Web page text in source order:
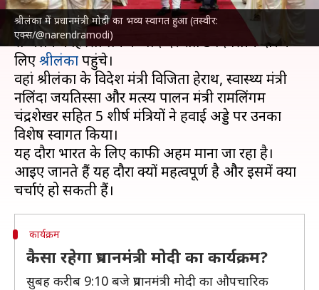
श्रीलंका में प्रधानमंत्री मोदी का भव्य स्वागत हुआ (तस्वीर:
एक्स/@narendramodi)
प्रधानमंत्रीनरेंद्र मोदीशुक्रवार को थाइलैंड में बिम्सटेक शिखर
सम्मेलन में हिस्सा लेने के बाद देर रात 3 दिवसीय दौरे के
लिएश्रीलंकापहुंचे।
वहां श्रीलंका के विदेश मंत्री विजिता हेराथ, स्वास्थ्य मंत्री
नलिंदा जयतिस्सा और मत्स्य पालन मंत्री रामलिंगम
चंद्रशेखर सहित 5 शीर्ष मंत्रियों ने हवाई अड्डे पर उनका
विशेष स्वागत किया।
यह दौरा भारत के लिए काफी अहम माना जा रहा है।
आइए जानते हैं यह दौरा क्यों महत्वपूर्ण है और इसमें क्या
कार्यक्रम
कैसा रहेगा प्रधानमंत्री मोदी का कार्यक्रम?
सुबह करीब 9:10 बजे प्रधानमंत्री मोदी का औपचारिक